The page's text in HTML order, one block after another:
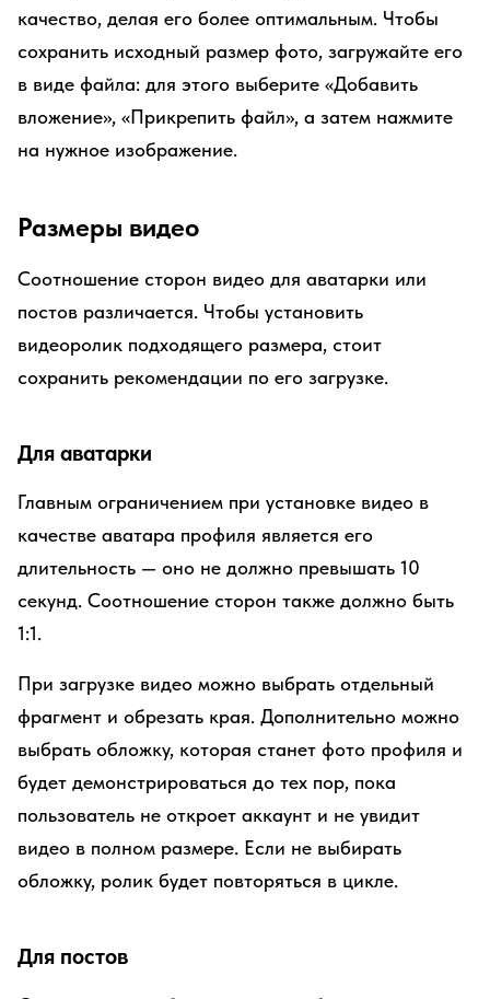
качество, делая его более оптимальным. Чтобы
сохранить исходный размер фото, загружайте его
в виде файла: для этого выберите «Добавить
вложение», «Прикрепить файл», а затем нажмите
на нужное изображение.
Размеры видео
Соотношение сторон видео для аватарки или
постов различается. Чтобы установить
видеоролик подходящего размера, стоит
сохранить рекомендации по его загрузке.
Для аватарки
Главным ограничением при установке видео в
качестве аватара профиля является его
длительность — оно не должно превышать 10
секунд. Соотношение сторон также должно быть
1:1.
При загрузке видео можно выбрать отдельный
фрагмент и обрезать края. Дополнительно можно
выбрать обложку, которая станет фото профиля и
будет демонстрироваться до тех пор, пока
пользователь не откроет аккаунт и не увидит
видео в полном размере. Если не выбирать
обложку, ролик будет повторяться в цикле.
Для постов